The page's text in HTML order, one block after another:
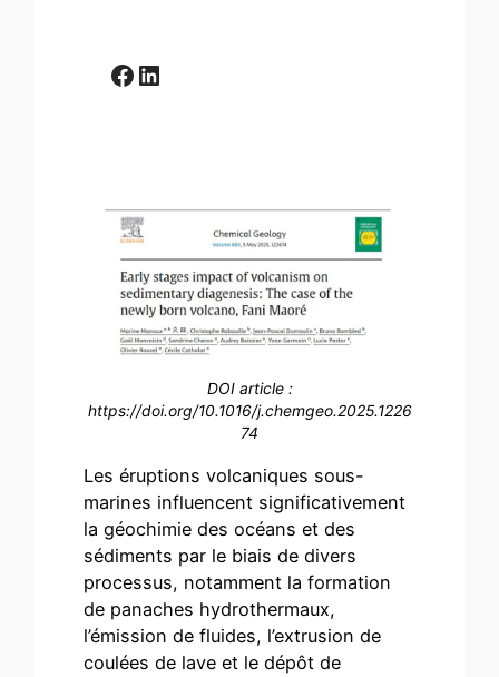
Facebook LinkedIn
DOI article :
https://doi.org/10.1016/j.chemgeo.2025.1226
74
Les éruptions volcaniques sous-
marines influencent significativement
la géochimie des océans et des
sédiments par le biais de divers
processus, notamment la formation
de panaches hydrothermaux,
l’émission de fluides, l’extrusion de
coulées de lave et le dépôt de